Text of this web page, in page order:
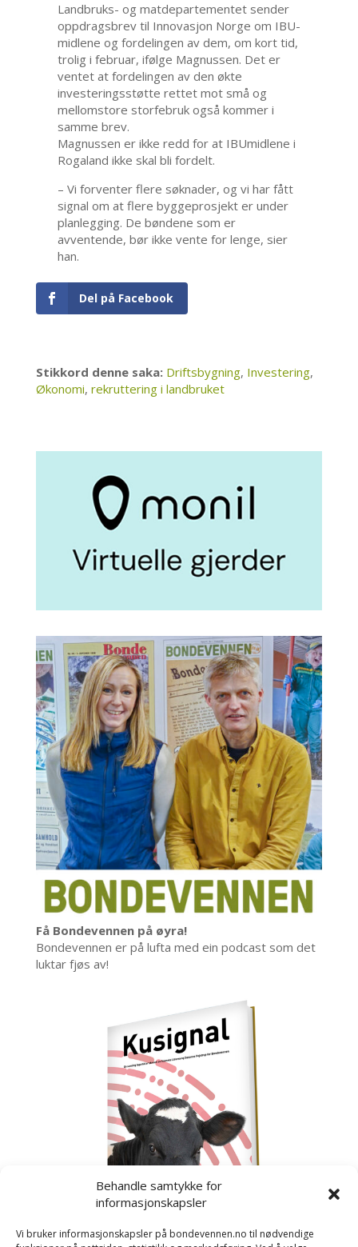
Behandle samtykke for
informasjonskapsler
Vi bruker informasjonskapsler på bondevennen.no til nødvendige
Landbruks- og matdepartementet sender
oppdragsbrev til Innovasjon Norge om IBU-
midlene og fordelingen av dem, om kort tid,
trolig i februar, ifølge Magnussen. Det er
ventet at fordelingen av den økte
investeringsstøtte rettet mot små og
mellomstore storfebruk også kommer i
samme brev.
Magnussen er ikke redd for at IBUmidlene i
Rogaland ikke skal bli fordelt.
– Vi forventer flere søknader, og vi har fått
signal om at flere byggeprosjekt er under
planlegging. De bøndene som er
avventende, bør ikke vente for lenge, sier
han.
Del på Facebook
Stikkord denne saka: Driftsbygning, Investering,
Økonomi, rekruttering i landbruket
Få Bondevennen på øyra!
Bondevennen er på lufta med ein podcast som det
luktar fjøs av!